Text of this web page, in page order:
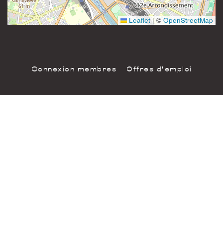
Leaflet |©OpenStreetMap
75011 Paris
France
Connexion membres Offres d'emploi